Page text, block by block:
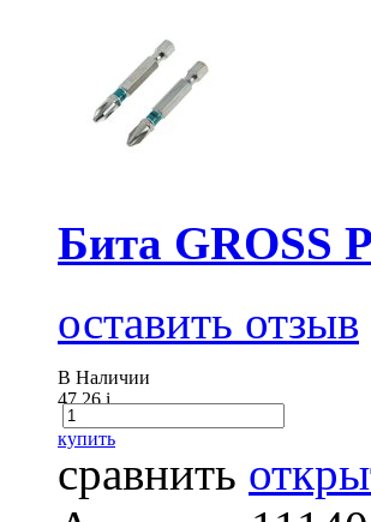
Бита GROSS
оставить отзыв
В Наличии
47.26i
купить
сравнить